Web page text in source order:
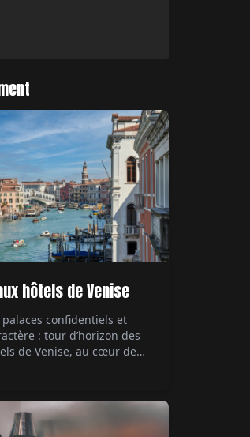
hôtels de Venise
confidentiels et
: tour d’horizon des
de Venise, au cœur de